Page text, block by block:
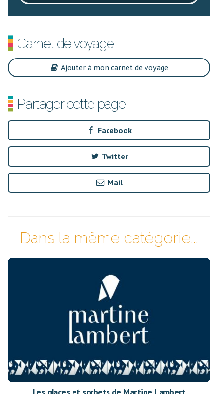
Carnet de voyage
Ajouter à mon carnet de voyage
Partager cette page
Facebook
Twitter
Mail
Dans la même catégorie...